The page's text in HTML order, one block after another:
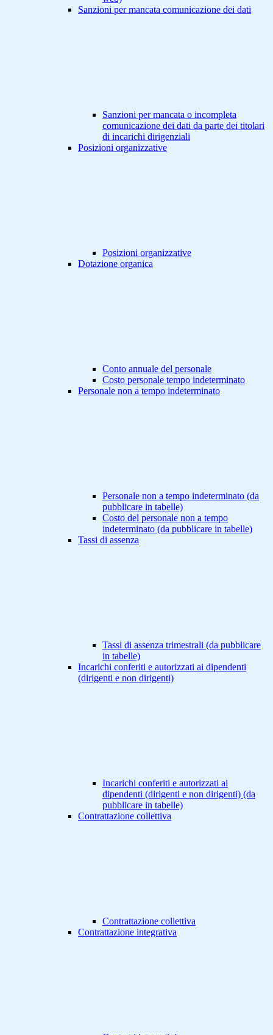
Sanzioni per mancata comunicazione dei dati
Sanzioni per mancata o incompleta
comunicazione dei dati da parte dei titolari
di incarichi dirigenziali
Posizioni organizzative
Posizioni organizzative
Dotazione organica
Conto annuale del personale
Costo personale tempo indeterminato
Personale non a tempo indeterminato
Personale non a tempo indeterminato (da
pubblicare in tabelle)
Costo del personale non a tempo
indeterminato (da pubblicare in tabelle)
Tassi di assenza
Tassi di assenza trimestrali (da pubblicare
in tabelle)
Incarichi conferiti e autorizzati ai dipendenti
(dirigenti e non dirigenti)
Incarichi conferiti e autorizzati ai
dipendenti (dirigenti e non dirigenti) (da
pubblicare in tabelle)
Contrattazione collettiva
Contrattazione collettiva
Contrattazione integrativa